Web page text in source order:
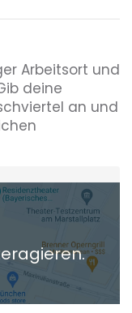
Arbeitsort und
deine
an und
auf den
morgens um 8:30.